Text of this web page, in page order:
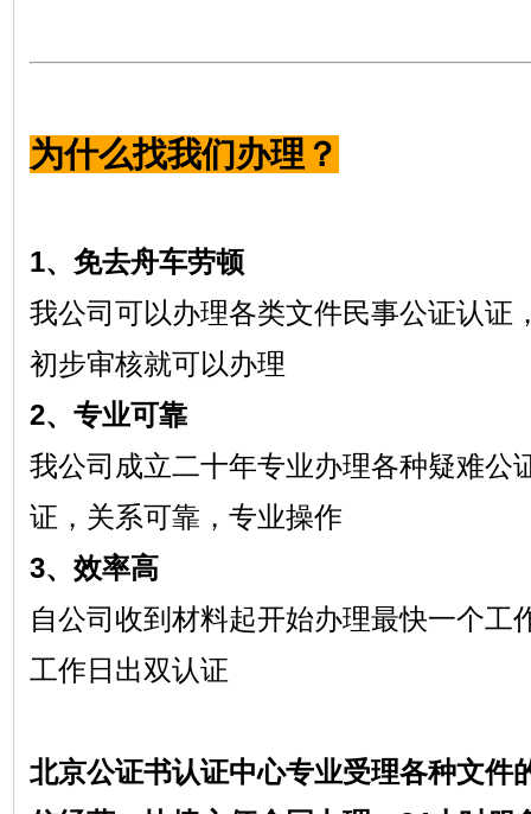
为什么找我们办理？
1、免去舟车劳顿
我公司可以办理各类文件民事公证认证
初步审核就可以办理
2、专业可靠
我公司成立二十年专业办理各种疑难公
证，关系可靠，专业操作
3、效率高
自公司收到材料起开始办理最快一个工
工作日出双认证
北京公证书认证中心专业受理各种文件